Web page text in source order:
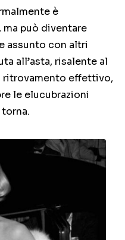
è
può diventare
assunto con altri
all’asta, risalente al
ritrovamento effettivo,
le elucubrazioni